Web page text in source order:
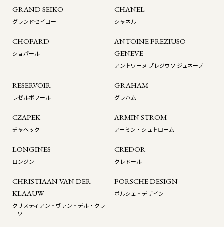
GRAND SEIKO
グランドセイコー
CHANEL
シャネル
CHOPARD
ショパール
ANTOINE PREZIUSO
GENEVE
アントワーヌ プレジウソ ジュネーブ
RESERVOIR
レゼルボワール
GRAHAM
グラハム
CZAPEK
チャペック
ARMIN STROM
アーミン・シュトローム
LONGINES
ロンジン
CREDOR
クレドール
CHRISTIAAN VAN DER
KLAAUW
クリスティアン・ヴァン・デル・クラ
ーウ
PORSCHE DESIGN
ポルシェ・デザイン